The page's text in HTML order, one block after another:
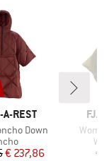
A-REST
Down
Prijs
Verlaagde prijs
€ 237,86
Artikel
€